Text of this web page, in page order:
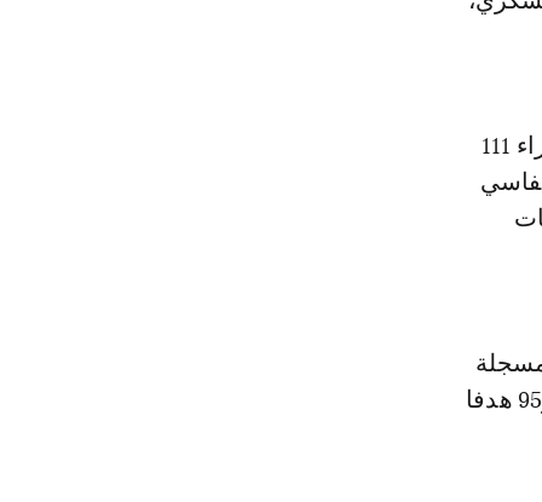
ويعرف تاريخ المواجهات بين الفريقين الفاسي والعسكري الذي سجل إجراء 111
الفاسي
في تاريخ الفريقين، إذ سجّل خط هجوم الجيش الملكي 106 هدف مقابل و95 هدفا